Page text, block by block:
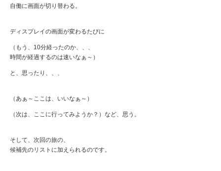
自働に画面が切り替わる。
ディスプレイの画面が変わるたびに
（もう、10分経ったのか、、、
時間が経過するのは速いなぁ～）
と、思ったり、、、
（あぁ～ここは、いいなぁ～）
（次は、ここに行ってみようか？）など、思う。
そして、次回の旅の、
候補先のリストに加えられるのです。